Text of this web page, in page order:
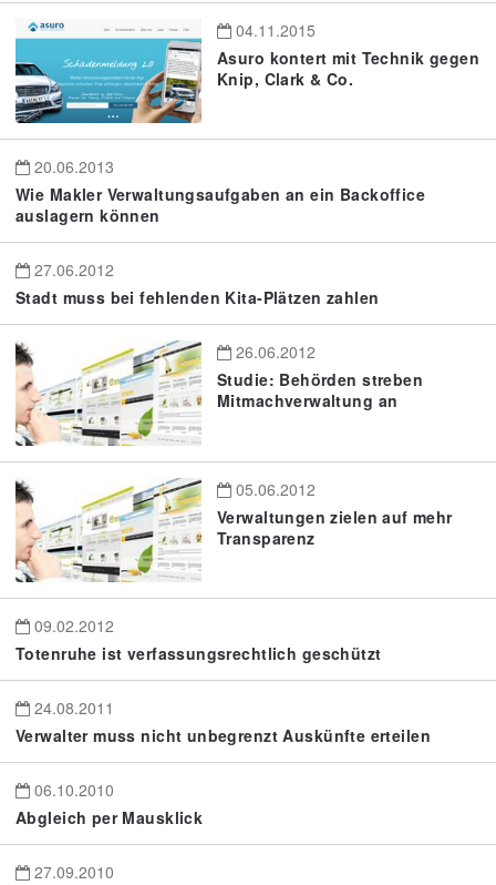
04.11.2015
Asuro kontert mit Technik gegen
Knip, Clark & Co.
20.06.2013
Wie Makler Verwaltungsaufgaben an ein Backoffice
auslagern können
27.06.2012
Stadt muss bei fehlenden Kita-Plätzen zahlen
26.06.2012
Studie: Behörden streben
Mitmachverwaltung an
05.06.2012
Verwaltungen zielen auf mehr
Transparenz
09.02.2012
Totenruhe ist verfassungsrechtlich geschützt
24.08.2011
Verwalter muss nicht unbegrenzt Auskünfte erteilen
06.10.2010
Abgleich per Mausklick
27.09.2010